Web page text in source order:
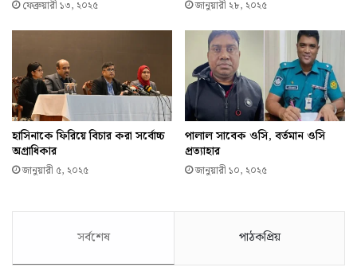
ফেব্রুয়ারী ১৩, ২০২৫ জানুয়ারী ২৮, ২০২৫
হাসিনাকে ফিরিয়ে বিচার করা সর্বোচ্চ
অগ্রাধিকার
জানুয়ারী ৫, ২০২৫
পালাল সাবেক ওসি, বর্তমান ওসি
প্রত্যাহার
জানুয়ারী ১০, ২০২৫
সর্বশেষ পাঠকপ্রিয়